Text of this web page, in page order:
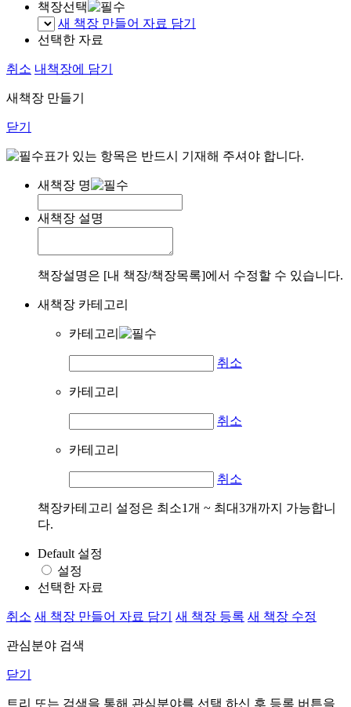
책장선택
새 책장 만들어 자료 담기
선택한 자료
취소 내책장에 담기
새책장 만들기
닫기
표가 있는 항목은 반드시 기재해 주셔야 합니다.
새책장 명
새책장 설명
책장설명은 [내 책장/책장목록]에서 수정할 수 있습니다.
새책장 카테고리
카테고리
취소
카테고리
취소
카테고리
취소
책장카테고리 설정은 최소1개 ~ 최대3개까지 가능합니
다.
Default 설정
설정
선택한 자료
취소 새 책장 만들어 자료 담기 새 책장 등록 새 책장 수정
관심분야 검색
닫기
트리 또는 검색을 통해 관심분야를 선택 하신 후 등록 버튼을